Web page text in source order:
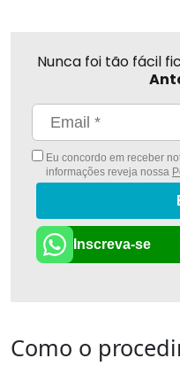
Nunca foi tão fácil
Eu concordo em receber
informações reveja nossa
Inscreva-se
Como o